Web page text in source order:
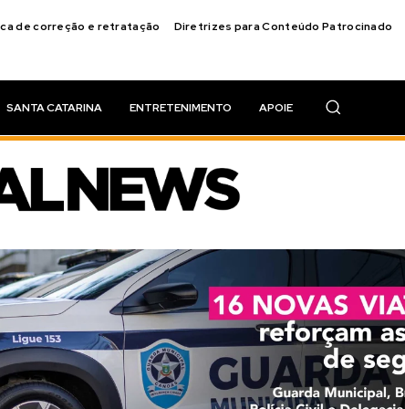
de correção e retratação Diretrizes para Conteúdo Patrocinado
SANTA CATARINA ENTRETENIMENTO APOIE